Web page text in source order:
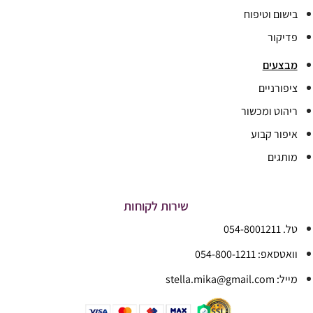
בישום וטיפוח
פדיקור
מבצעים
ציפורניים
ריהוט ומכשור
איפור קבוע
מותגים
שירות לקוחות
טל. 054-8001211
וואטסאפ: 054-800-1211
מייל: stella.mika@gmail.com